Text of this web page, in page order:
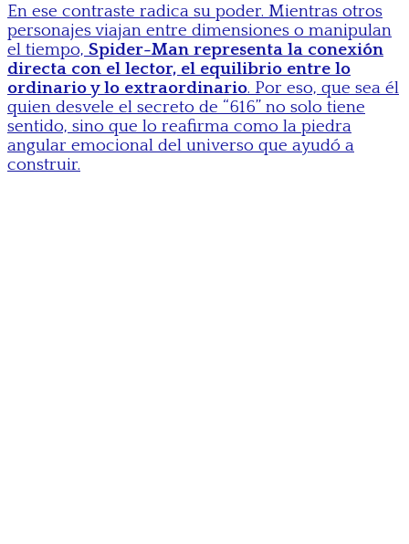
En ese contraste radica su poder. Mientras otros
personajes viajan entre dimensiones o manipulan
el tiempo, Spider-Man representa la conexión
directa con el lector, el equilibrio entre lo
ordinario y lo extraordinario. Por eso, que sea él
quien desvele el secreto de “616” no solo tiene
sentido, sino que lo reafirma como la piedra
angular emocional del universo que ayudó a
construir.